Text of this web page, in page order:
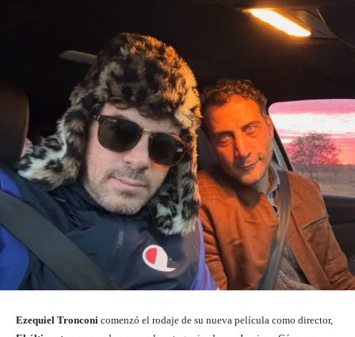
Ezequiel Tronconi comenzó el rodaje de su nueva película como director,